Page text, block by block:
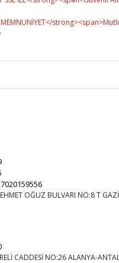
OĞUZ BULVARI NO:8 T
CADDESİ NO:26 ALANYA-